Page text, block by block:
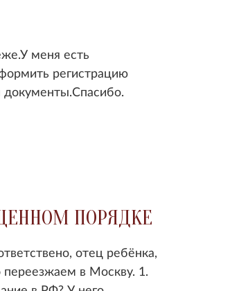
меня есть
регистрацию
документы.Спасибо.
ПОРЯДКЕ
отец ребёнка,
в Москву. 1.